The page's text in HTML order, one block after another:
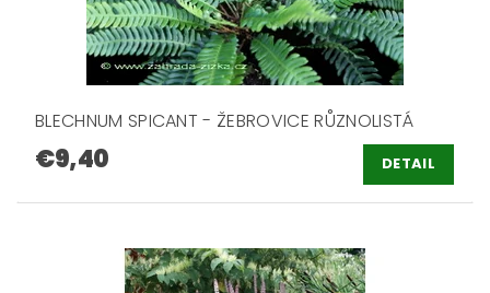
BLECHNUM SPICANT - ŽEBROVICE RŮZNOLISTÁ
€9,40 DETAIL